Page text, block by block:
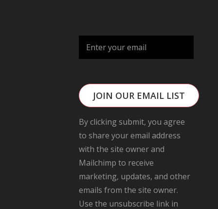
JOIN OUR EMAIL LIST
By clicking submit, you agree
to share your email address
with the site owner and
Mailchimp to receive
marketing, updates, and other
emails from the site owner.
Use the unsubscribe link in